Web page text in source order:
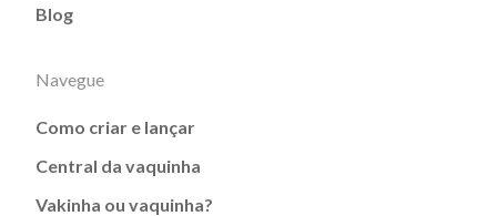
Blog
Navegue
Como criar e lançar
Central da vaquinha
Vakinha ou vaquinha?